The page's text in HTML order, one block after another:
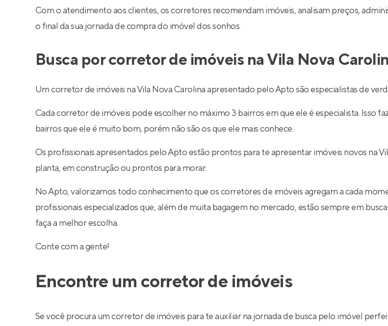
Com o atendimento aos clientes, os corretores recomendam imóveis, analisam preços,
o final da sua jornada de compra do imóvel dos sonhos.
Busca por corretor de imóveis na Vila Nova
Um corretor de imóveis na Vila Nova Carolina apresentado pelo Apto são especialistas de
Cada corretor de imóveis pode escolher no máximo 3 bairros em que ele é especialista. Isso
bairros que ele é muito bom, porém não são os que ele mais conhece.
Os profissionais apresentados pelo Apto estão prontos para te apresentar imóveis novos na
planta, em construção ou prontos para morar.
No Apto, valorizamos todo conhecimento que os corretores de imóveis agregam a cada
profissionais especializados que, além de muita bagagem no mercado, estão sempre em
faça a melhor escolha.
Conte com a gente!
Encontre um corretor de imóveis
Se você procura um corretor de imóveis para te auxiliar na jornada de busca pelo imóvel